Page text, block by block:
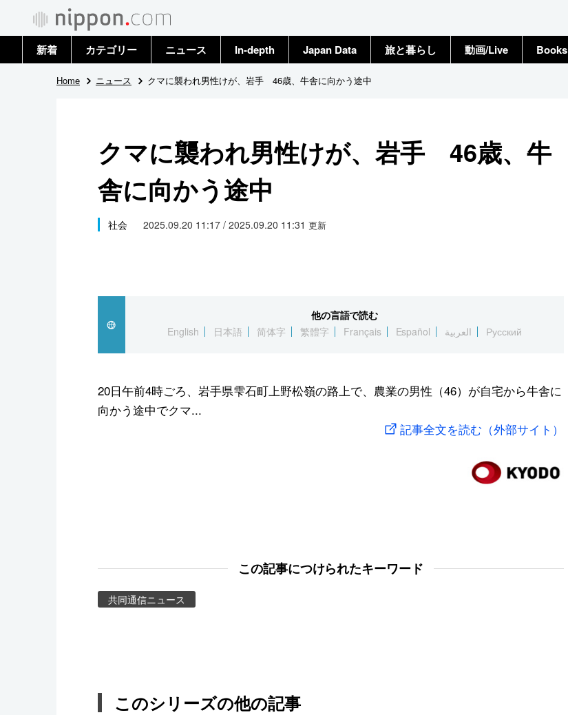
新着 カテゴリー
政治・外交
国際
社会
文化
スポーツ・東京2020
ニュース
トップ
In-depth Japan Data 旅と暮らし 動画/Live Books
Home ニュース クマに襲われ男性けが、岩手 46歳、牛舎に向かう途中
クマに襲われ男性けが、岩手 46歳、牛
舎に向かう途中
社会 2025.09.20 11:17 / 2025.09.20 11:31 更新
他の言語で読む
English
日本語 简体字 繁體字 Français Español العربية Русский
20日午前4時ごろ、岩手県雫石町上野松嶺の路上で、農業の男性（46）が自宅から牛舎に
向かう途中でクマ...
記事全文を読む（外部サイト）
この記事につけられたキーワード
共同通信ニュース
このシリーズの他の記事